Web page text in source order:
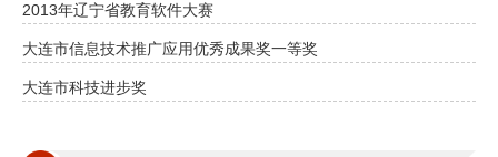
2013年辽宁省教育软件大赛
大连市信息技术推广应用优秀成果奖一等奖
大连市科技进步奖